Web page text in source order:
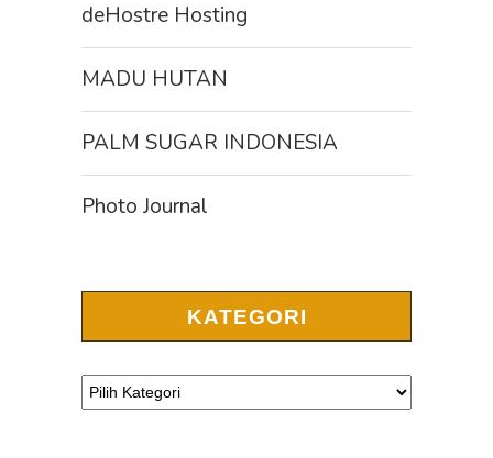
deHostre Hosting
MADU HUTAN
PALM SUGAR INDONESIA
Photo Journal
KATEGORI